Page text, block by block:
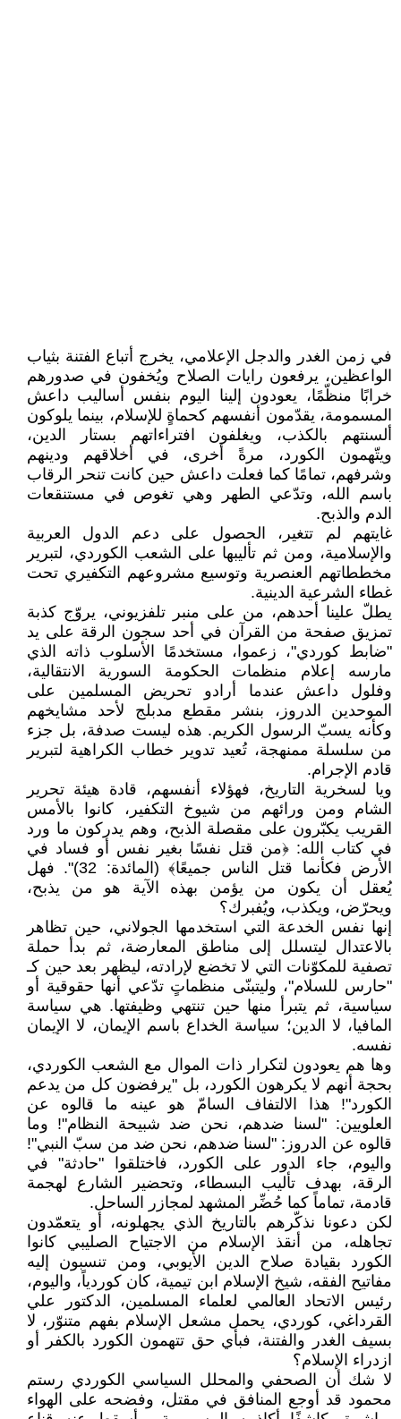
في زمن الغدر والدجل الإعلامي، يخرج أتباع الفتنة بثياب
الواعظين، يرفعون رايات الصلاح ويُخفون في صدورهم
خرابًا منظّمًا، يعودون إلينا اليوم بنفس أساليب داعش
المسمومة، يقدّمون أنفسهم كحماةٍ للإسلام، بينما يلوكون
ألسنتهم بالكذب، ويغلفون افتراءاتهم بستار الدين،
ويتّهمون الكورد، مرةً أخرى، في أخلاقهم ودينهم
وشرفهم، تمامًا كما فعلت داعش حين كانت تنحر الرقاب
باسم الله، وتدّعي الطهر وهي تغوص في مستنقعات
الدم والذبح.
غايتهم لم تتغير، الحصول على دعم الدول العربية
والإسلامية، ومن ثم تأليبها على الشعب الكوردي، لتبرير
مخططاتهم العنصرية وتوسيع مشروعهم التكفيري تحت
غطاء الشرعية الدينية.
يطلّ علينا أحدهم، من على منبر تلفزيوني، يروّج كذبة
تمزيق صفحة من القرآن في أحد سجون الرقة على يد
"ضابط كوردي"، زعموا، مستخدمًا الأسلوب ذاته الذي
مارسه إعلام منظمات الحكومة السورية الانتقالية،
وفلول داعش عندما أرادو تحريض المسلمين على
الموحدين الدروز، بنشر مقطع مدبلج لأحد مشايخهم
وكأنه يسبّ الرسول الكريم. هذه ليست صدفة، بل جزء
من سلسلة ممنهجة، تُعيد تدوير خطاب الكراهية لتبرير
قادم الإجرام.
ويا لسخرية التاريخ، فهؤلاء أنفسهم، قادة هيئة تحرير
الشام ومن ورائهم من شيوخ التكفير، كانوا بالأمس
القريب يكبّرون على مقصلة الذبح، وهم يدركون ما ورد
في كتاب الله: ﴿من قتل نفسًا بغير نفس أو فساد في
الأرض فكأنما قتل الناس جميعًا﴾ (المائدة: 32)". فهل
يُعقل أن يكون من يؤمن بهذه الآية هو من يذبح،
ويحرّض، ويكذب، ويُفبرك؟
إنها نفس الخدعة التي استخدمها الجولاني، حين تظاهر
بالاعتدال ليتسلل إلى مناطق المعارضة، ثم بدأ حملة
تصفية للمكوّنات التي لا تخضع لإرادته، ليظهر بعد حين كـ
"حارس للسلام"، وليتبنّى منظماتٍ تدّعي أنها حقوقية أو
سياسية، ثم يتبرأ منها حين تنتهي وظيفتها. هي سياسة
المافيا، لا الدين؛ سياسة الخداع باسم الإيمان، لا الإيمان
نفسه.
وها هم يعودون لتكرار ذات الموال مع الشعب الكوردي،
بحجة أنهم لا يكرهون الكورد، بل "يرفضون كل من يدعم
الكورد"! هذا الالتفاف السامّ هو عينه ما قالوه عن
العلويين: "لسنا ضدهم، نحن ضد شبيحة النظام"! وما
قالوه عن الدروز: "لسنا ضدهم، نحن ضد من سبّ النبي"!
واليوم، جاء الدور على الكورد، فاختلقوا "حادثة" في
الرقة، بهدف تأليب البسطاء، وتحضير الشارع لهجمة
قادمة، تماماً كما حُضِّر المشهد لمجازر الساحل.
لكن دعونا نذكّرهم بالتاريخ الذي يجهلونه، أو يتعمّدون
تجاهله، من أنقذ الإسلام من الاجتياح الصليبي كانوا
الكورد بقيادة صلاح الدين الأيوبي، ومن تنسبون إليه
مفاتيح الفقه، شيخ الإسلام ابن تيمية، كان كوردياً، واليوم،
رئيس الاتحاد العالمي لعلماء المسلمين، الدكتور علي
القرداغي، كوردي، يحمل مشعل الإسلام بفهم متنوّر، لا
بسيف الغدر والفتنة، فبأي حق تتهمون الكورد بالكفر أو
ازدراء الإسلام؟
لا شك أن الصحفي والمحلل السياسي الكوردي رستم
محمود قد أوجع المنافق في مقتل، وفضحه على الهواء